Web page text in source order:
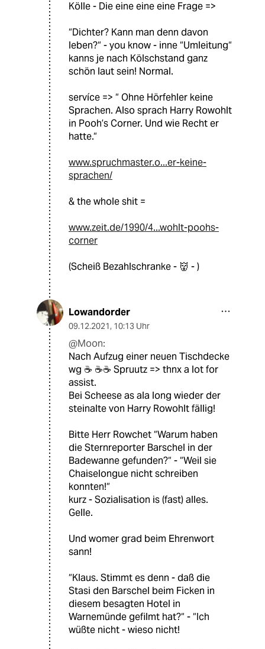
Kölle - Die eine eine eine Frage =>
“Dichter? Kann man denn davon
leben?“ - you know - inne “Umleitung“
kanns je nach Kölschstand ganz
schön laut sein! Normal.
servíce => “ Ohne Hörfehler keine
Sprachen. Also sprach Harry Rowohlt
in Pooh’s Corner. Und wie Recht er
hatte.“
www.spruchmaster.o...er-keine-
sprachen/
& the whole shit =
www.zeit.de/1990/4...wohlt-poohs-
corner
(Scheiß Bezahlschranke - 👹 - )
Lowandorder
09.12.2021, 10:13 Uhr
@Moon:
Nach Aufzug einer neuen Tischdecke
wg ☕️ ☕️☕️ Spruutz => thnx a lot for
assist.
Bei Scheese as ala long wieder der
steinalte von Harry Rowohlt fällig!
Bitte Herr Rowchet “Warum haben
die Sternreporter Barschel in der
Badewanne gefunden?“ - “Weil sie
Chaiselongue nicht schreiben
konnten!“
kurz - Sozialisation is (fast) alles.
Gelle.
Und womer grad beim Ehrenwort
sann!
“Klaus. Stimmt es denn - daß die
Stasi den Barschel beim Ficken in
diesem besagten Hotel in
Warnemünde gefilmt hat?“ - “Ich
wüßte nicht - wieso nicht!